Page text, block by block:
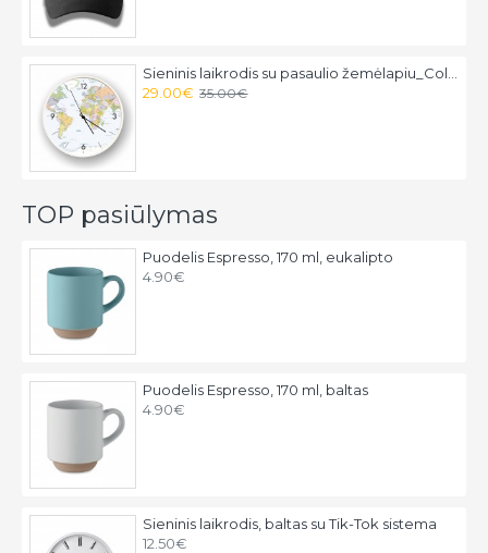
Sieninis laikrodis su pasaulio žemėlapiu_Color
29.00€ 35.00€
TOP pasiūlymas
Puodelis Espresso, 170 ml, eukalipto
4.90€
Puodelis Espresso, 170 ml, baltas
4.90€
Sieninis laikrodis, baltas su Tik-Tok sistema
12.50€